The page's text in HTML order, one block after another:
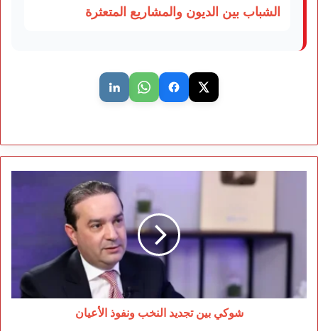
الشباب بين الديون والمشاريع المتعثرة
شوكي
ونفوذ
الأعيان
شوكي بين تجديد النخب ونفوذ الأعيان